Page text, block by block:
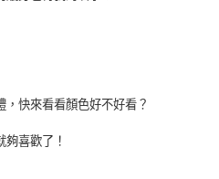
快來看看顏色好不好看？
喜歡了！